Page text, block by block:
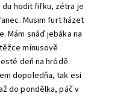
du hodit fifku, zétra je
Musim furt házet
Mám snáď jebáka na
mínusově
deň na hródě.
dopoledňa, tak esi
do pondělka, páčv